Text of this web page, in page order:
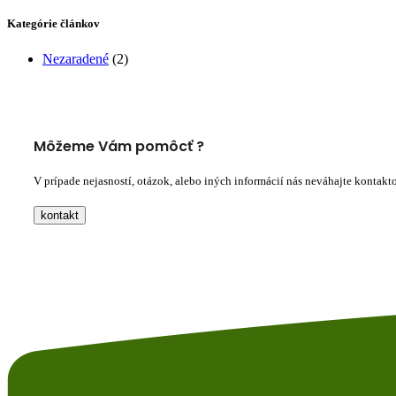
Kategórie článkov
Nezaradené (2)
Môžeme Vám pomôcť ?
V prípade nejasností, otázok, alebo iných informácií nás neváhajte
kontakt